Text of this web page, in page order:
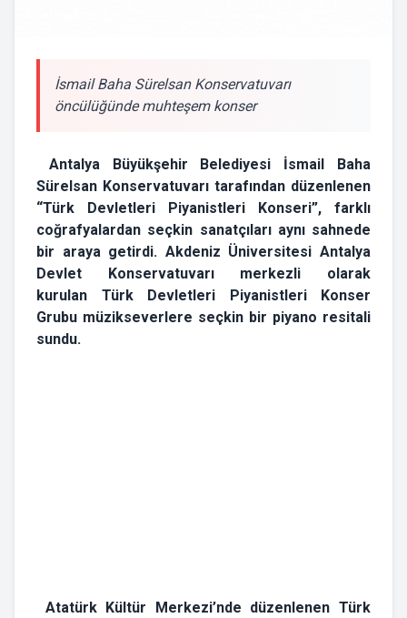
İsmail Baha Sürelsan Konservatuvarı
öncülüğünde muhteşem konser
Antalya Büyükşehir Belediyesi İsmail Baha
Sürelsan Konservatuvarı tarafından düzenlenen
“Türk Devletleri Piyanistleri Konseri”, farklı
coğrafyalardan seçkin sanatçıları aynı sahnede
bir araya getirdi. Akdeniz Üniversitesi Antalya
Devlet Konservatuvarı merkezli olarak
kurulan Türk Devletleri Piyanistleri Konser
Grubu müzikseverlere seçkin bir piyano resitali
sundu.
Atatürk Kültür Merkezi’nde düzenlenen Türk